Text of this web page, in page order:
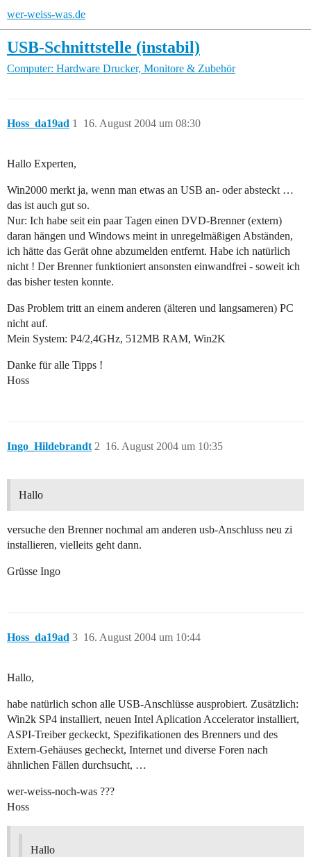
wer-weiss-was.de
USB-Schnittstelle (instabil)
Computer: Hardware Drucker, Monitore & Zubehör
Hoss_da19ad 16. August 2004 um 08:30
1
Hallo Experten,
Win2000 merkt ja, wenn man etwas an USB an- oder absteckt …
das ist auch gut so.
Nur: Ich habe seit ein paar Tagen einen DVD-Brenner (extern)
daran hängen und Windows meint in unregelmäßigen Abständen,
ich hätte das Gerät ohne abzumelden entfernt. Habe ich natürlich
nicht ! Der Brenner funktioniert ansonsten einwandfrei - soweit ich
das bisher testen konnte.
Das Problem tritt an einem anderen (älteren und langsameren) PC
nicht auf.
Mein System: P4/2,4GHz, 512MB RAM, Win2K
Danke für alle Tipps !
Hoss
Ingo_Hildebrandt 16. August 2004 um 10:35
2
Hallo
versuche den Brenner nochmal am anderen usb-Anschluss neu zi
installieren, vielleits geht dann.
Grüsse Ingo
Hoss_da19ad 16. August 2004 um 10:44
3
Hallo,
habe natürlich schon alle USB-Anschlüsse ausprobiert. Zusätzlich:
Win2k SP4 installiert, neuen Intel Aplication Accelerator installiert,
ASPI-Treiber geckeckt, Spezifikationen des Brenners und des
Extern-Gehäuses gecheckt, Internet und diverse Foren nach
ähnlichen Fällen durchsucht, …
wer-weiss-noch-was ???
Hoss
Hallo